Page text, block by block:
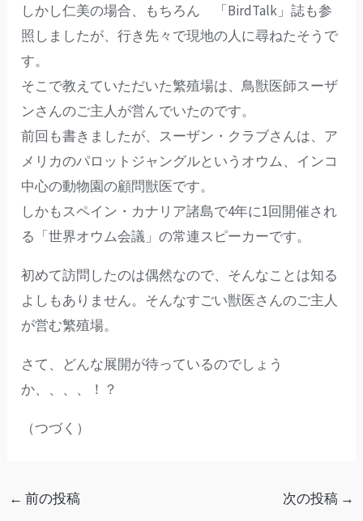
しかし仁美の場合、もちろん 「BirdTalk」誌も参
照しましたが、行き先々で現地の人に尋ねたそうで
す。
そこで教えていただいた繁殖場は、鳥獣医師スーザ
ンさんのご主人が営んでいたのです。
前回も書きましたが、スーザン・クラブさんは、ア
メリカのパロットジャングルというオウム、インコ
中心の動物園の顧問獣医です。
しかもスペイン・カナリア諸島で4年に1回開催され
る「世界オウム会議」の常連スピーカーです。
初めて訪問したのは偶然なので、そんなことは知る
よしもありません。そんなすごい獣医さんのご主人
が営む繁殖場。
さて、どんな展開が待っているのでしょう
か、、、、！？
（つづく）
← 前の投稿 次の投稿 →